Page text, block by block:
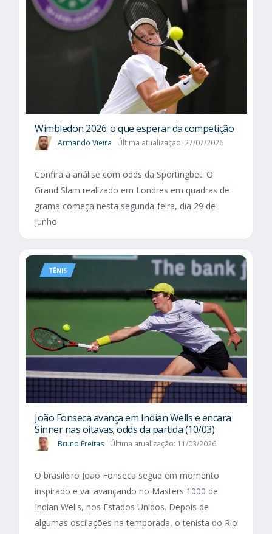
Wimbledon 2026: o que esperar da competição
Armando Vieira Última atualização: 27/07/2026
Confira a análise com odds da Sportingbet. O
Grand Slam realizado em Londres em quadras de
grama começa nesta segunda-feira, dia 29 de
junho.
TÊNIS
João Fonseca avança em Indian Wells e encara
Sinner nas oitavas; odds da partida (10/03)
Bruno Freitas Última atualização: 11/03/2026
O brasileiro João Fonseca segue em momento
inspirado e vai avançando no Masters 1000 de
Indian Wells, nos Estados Unidos. Depois de
algumas oscilações na temporada, o tenista do Rio